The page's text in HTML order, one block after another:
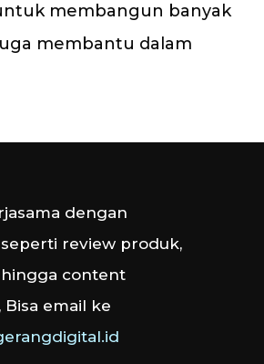
membangun banyak
membantu dalam
dengan
seperti review produk,
content
email ke